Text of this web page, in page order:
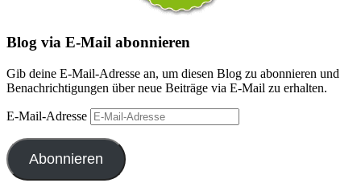
Blog via E-Mail abonnieren
Gib deine E-Mail-Adresse an, um diesen Blog zu abonnieren und
Benachrichtigungen über neue Beiträge via E-Mail zu erhalten.
E-Mail-Adresse
Abonnieren